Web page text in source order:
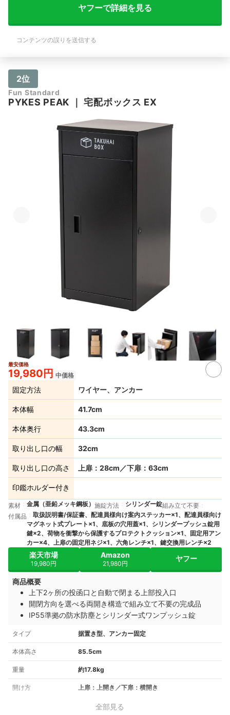
ヤフーで詳細を見る
コンテンツの誤りを送信する
2位
Fun Standard
PYKES PEAK ｜宅配ボックス EX
最安価格
19,980円 中価格
固定方法 ワイヤー、アンカー
本体幅 41.7cm
本体奥行 43.3cm
取り出し口の幅 32cm
取り出し口の高さ 上扉：28cm／下扉：63cm
印鑑ホルダー付き
素材 金属（亜鉛メッキ鋼板） 施錠方法 シリンダー錠組み立て不要
付属品
取扱説明書/保証書、配達員様向け案内ステッカー×1、配達員様向け
マグネット式プレート×1、底板の穴用蓋×1、シリンダープッシュ錠用
鍵×2、荷物を衝撃から保護するプロテクトクッション×1、固定用アン
カー×4、上扉の固定用ネジ×1、六角レンチ×1、鍵交換用レンチ×2
楽天市場
19,980円
Amazon
21,980円
ヤフー
商品概要
上下2ヶ所の投函口と自動で閉まる上部投入口
開閉方向を選べる両開き構造で組み立て不要の完成品
IP55準拠の防水防塵とシリンダー式ワンプッシュ錠
タイプ 据置き型、アンカー固定
本体高さ 85.5cm
重量 約17.8kg
開け方 上扉：上開き／下扉：横開き
全部見る